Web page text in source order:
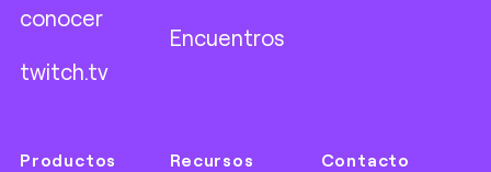
conocer
twitch.tv
Encuentros
Productos Recursos Contacto